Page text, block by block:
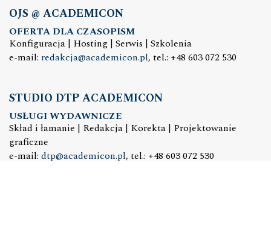
OJS @ ACADEMICON
OFERTA DLA CZASOPISM
Konfiguracja | Hosting | Serwis | Szkolenia
e-mail: redakcja@academicon.pl, tel.: +48 603 072 530
STUDIO DTP ACADEMICON
USŁUGI WYDAWNICZE
Skład i łamanie | Redakcja | Korekta | Projektowanie
graficzne
e-mail: dtp@academicon.pl, tel.: +48 603 072 530